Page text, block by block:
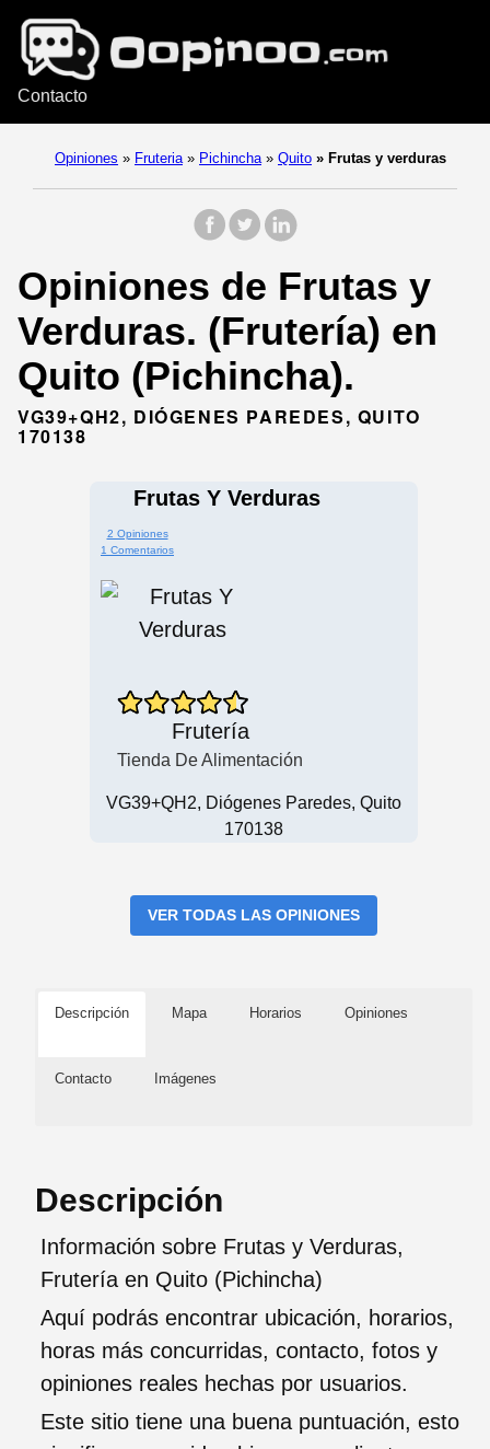
Contacto
Opiniones » Fruteria » Pichincha » Quito » Frutas y verduras
Opiniones de Frutas y
Verduras. (Frutería) en
Quito (Pichincha).
VG39+QH2, DIÓGENES PAREDES, QUITO
170138
Frutas Y Verduras
2 Opiniones
1 Comentarios
Frutería
Tienda De Alimentación
VG39+QH2, Diógenes Paredes, Quito
170138
VER TODAS LAS OPINIONES
Descripción Mapa Horarios Opiniones
Contacto Imágenes
Descripción
Información sobre Frutas y Verduras,
Frutería en Quito (Pichincha)
Aquí podrás encontrar ubicación, horarios,
horas más concurridas, contacto, fotos y
opiniones reales hechas por usuarios.
Este sitio tiene una buena puntuación, esto